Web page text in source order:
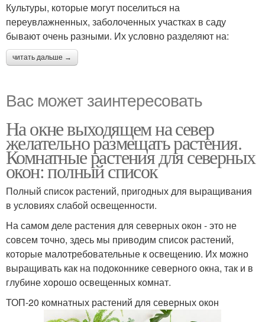
Культуры, которые могут поселиться на
переувлажненных, заболоченных участках в саду
бывают очень разными. Их условно разделяют на:
читать дальше →
Вас может заинтересовать
На окне выходящем на север
желательно размещать растения.
Комнатные растения для северных
окон: полный список
Полный список растений, пригодных для выращивания
в условиях слабой освещенности.
На самом деле растения для северных окон - это не
совсем точно, здесь мы приводим список растений,
которые малотребовательные к освещению. Их можно
выращивать как на подоконнике северного окна, так и в
глубине хорошо освещенных комнат.
ТОП-20 комнатных растений для северных окон